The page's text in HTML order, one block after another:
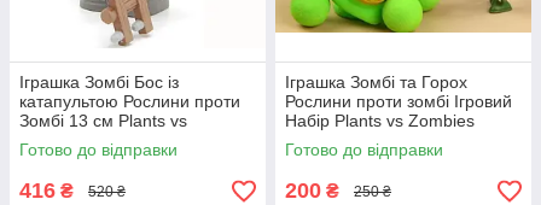
Іграшка Зомбі Бос із
катапультою Рослини проти
Зомбі 13 см Plants vs
Zombies Зомбі (00230)
Готово до відправки
416 ₴ 520 ₴
Іграшка Зомбі та Горох
Рослини проти зомбі Ігровий
Набір Plants vs Zombies
(00252)
Готово до відправки
200 ₴ 250 ₴